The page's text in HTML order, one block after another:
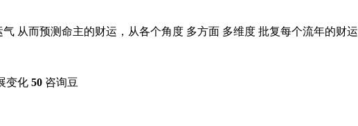
从而预测命主的财运，从各个角度 多方面 多维度 批复每个流年的财运
变化 50 咨询豆